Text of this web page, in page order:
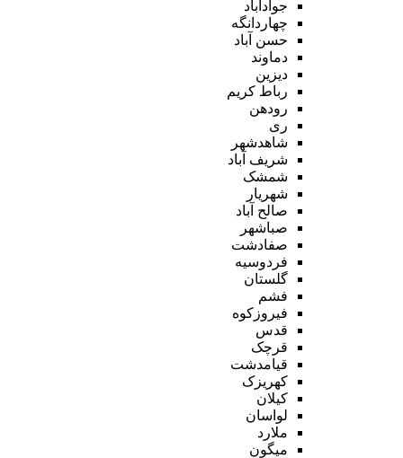
جوادآباد
چهاردانگه
حسن آباد
دماوند
دیزین
رباط کریم
رودهن
ری
شاهدشهر
شریف آباد
شمشک
شهریار
صالح آباد
صباشهر
صفادشت
فردوسیه
گلستان
فشم
فیروزکوه
قدس
قرچک
قیامدشت
کهریزک
کیلان
لواسان
ملارد
میگون